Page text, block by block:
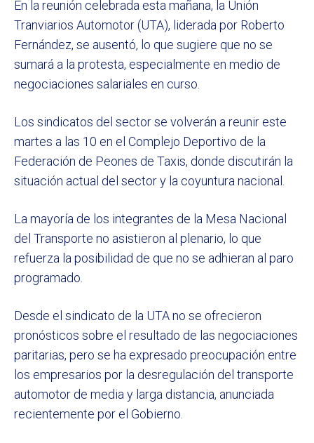
En la reunión celebrada esta mañana, la Unión
Tranviarios Automotor (UTA), liderada por Roberto
Fernández, se ausentó, lo que sugiere que no se
sumará a la protesta, especialmente en medio de
negociaciones salariales en curso.
Los sindicatos del sector se volverán a reunir este
martes a las 10 en el Complejo Deportivo de la
Federación de Peones de Taxis, donde discutirán la
situación actual del sector y la coyuntura nacional.
La mayoría de los integrantes de la Mesa Nacional
del Transporte no asistieron al plenario, lo que
refuerza la posibilidad de que no se adhieran al paro
programado.
Desde el sindicato de la UTA no se ofrecieron
pronósticos sobre el resultado de las negociaciones
paritarias, pero se ha expresado preocupación entre
los empresarios por la desregulación del transporte
automotor de media y larga distancia, anunciada
recientemente por el Gobierno.